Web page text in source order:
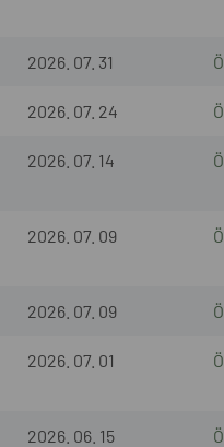
2026. 07. 31
2026. 07. 24
2026. 07. 14
2026. 07. 09
2026. 07. 09
2026. 07. 01
2026. 06. 15